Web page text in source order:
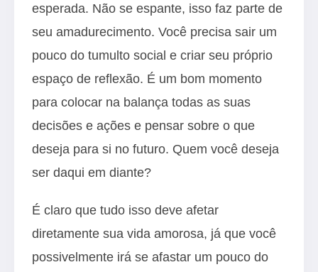
esperada. Não se espante, isso faz parte de
seu amadurecimento. Você precisa sair um
pouco do tumulto social e criar seu próprio
espaço de reflexão. É um bom momento
para colocar na balança todas as suas
decisões e ações e pensar sobre o que
deseja para si no futuro. Quem você deseja
ser daqui em diante?
É claro que tudo isso deve afetar
diretamente sua vida amorosa, já que você
possivelmente irá se afastar um pouco do